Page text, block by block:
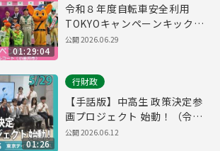
01:29:04
令和８年度自転車安全利用
TOKYOキャンペーンキックオ
フイベント
公開2026.06.29
01:26
行財政
【手話版】中高生 政策決定参
画プロジェクト 始動！（令和
8年5月29日 東京デイリーニュ
公開2026.06.12